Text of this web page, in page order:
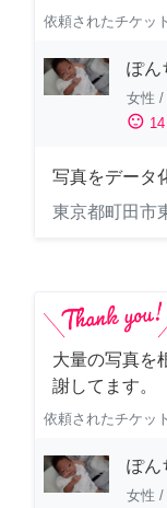
依頼されたチケット
ぽん
女性 /
sentiment_satisfied 14
写真をデータ
東京都町田市
大量の写真を
謝してます。
依頼されたチケット
ぽん
女性 /